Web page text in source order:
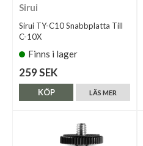
Sirui
Sirui TY-C10 Snabbplatta Till
C-10X
Finns i lager
259 SEK
LÄS MER
KÖP